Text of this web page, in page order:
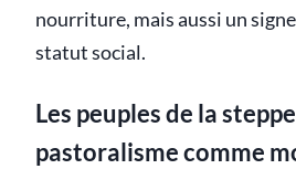
nourriture, mais aussi un
statut social.
Les peuples de la
pastoralisme comme